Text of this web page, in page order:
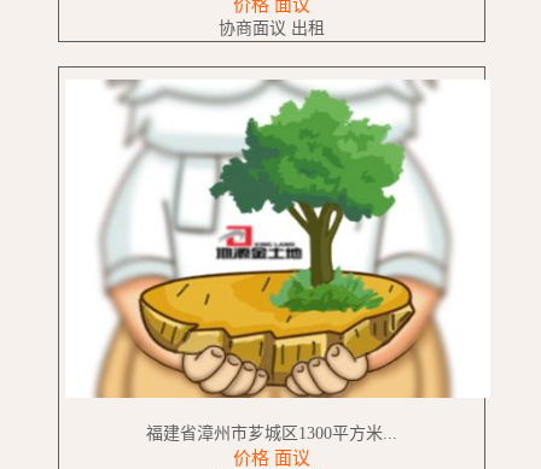
价格 面议
协商面议 出租
福建省漳州市芗城区1300平方米...
价格 面议